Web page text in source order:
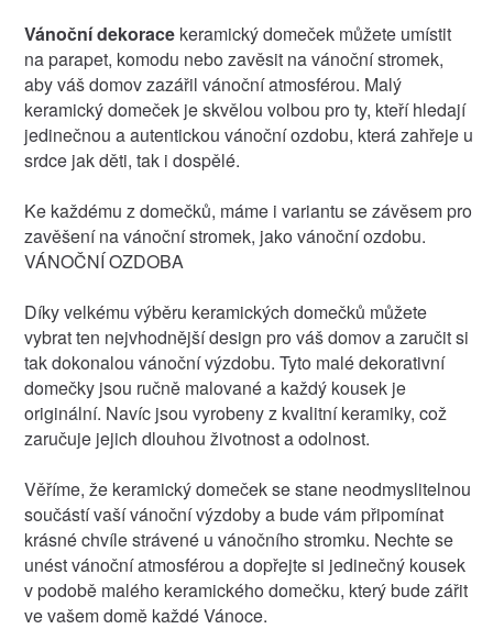
Vánoční dekoracekeramický domeček můžete umístit
na parapet, komodu nebo zavěsit na vánoční stromek,
aby váš domov zazářil vánoční atmosférou. Malý
keramický domeček je skvělou volbou pro ty, kteří hledají
jedinečnou a autentickou vánoční ozdobu, která zahřeje u
srdce jak děti, tak i dospělé.
Ke každému z domečků, máme i variantu se závěsem pro
zavěšení na vánoční stromek, jako vánoční ozdobu.
VÁNOČNÍ OZDOBA
Díky velkému výběru keramických domečků můžete
vybrat ten nejvhodnější design pro váš domov a zaručit si
tak dokonalou vánoční výzdobu. Tyto malé dekorativní
domečky jsou ručně malované a každý kousek je
originální. Navíc jsou vyrobeny z kvalitní keramiky, což
zaručuje jejich dlouhou životnost a odolnost.
Věříme, že keramický domeček se stane neodmyslitelnou
součástí vaší vánoční výzdoby a bude vám připomínat
krásné chvíle strávené u vánočního stromku. Nechte se
unést vánoční atmosférou a dopřejte si jedinečný kousek
v podobě malého keramického domečku, který bude zářit
ve vašem domě každé Vánoce.